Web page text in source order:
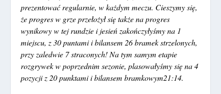
prezentować regularnie, w każdym meczu. Cieszymy się,
że progres w grze przełożył się także na progres
wynikowy w tej rundzie i jesień zakończyłyśmy na 1
miejscu, z 30 puntami i bilansem 26 bramek strzelonych,
przy zaledwie 7 straconych! Na tym samym etapie
rozgrywek w poprzednim sezonie, plasowałyśmy się na 4
pozycji z 20 punktami i bilansem bramkowym21:14.